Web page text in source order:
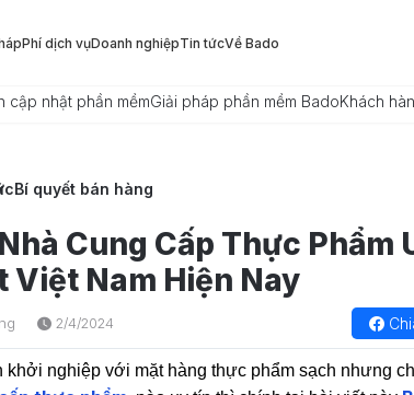
Phí dịch vụDoanh nghiệpTin tứcVề Bado
cập nhật phần mềmGiải pháp phần mềm BadoKhách
Bí quyết bán hàng
Cung Cấp Thực Phẩm
Việt Nam Hiện Nay
2/4/2024
khởi nghiệp với mặt hàng thực phẩm sạch nhưng